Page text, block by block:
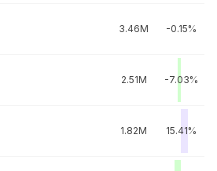
3.46M -0.15%
2.51M -7.03%
1.82M 15.41%